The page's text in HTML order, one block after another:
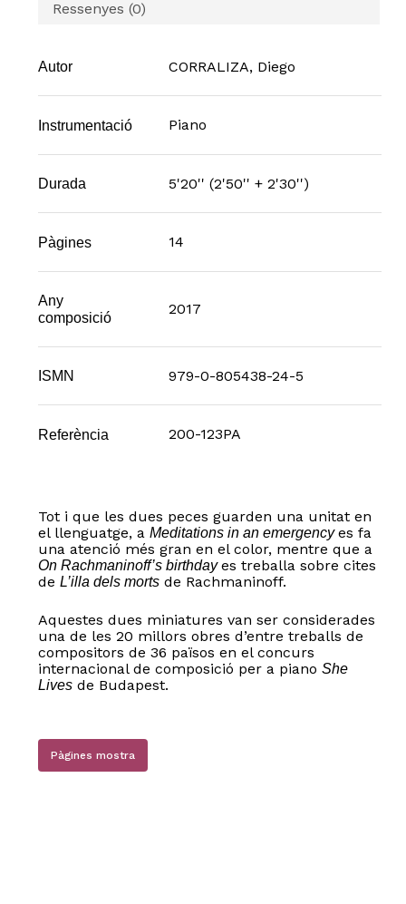
Ressenyes (0)
Autor CORRALIZA, Diego
Instrumentació Piano
Durada 5'20'' (2'50'' + 2'30'')
Pàgines 14
Any
composició
2017
ISMN 979-0-805438-24-5
Referència 200-123PA
Tot i que les dues peces guarden una unitat en
el llenguatge, a Meditations in an emergencyes fa
una atenció més gran en el color, mentre que a
On Rachmaninoff’s birthdayes treballa sobre cites
de L’illa dels mortsde Rachmaninoff.
Aquestes dues miniatures van ser considerades
una de les 20 millors obres d’entre treballs de
compositors de 36 països en el concurs
internacional de composició per a piano She
Livesde Budapest.
Pàgines mostra